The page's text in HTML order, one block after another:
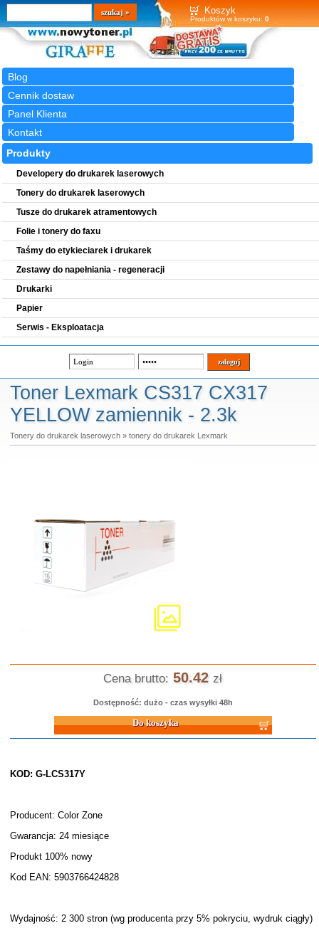
Koszyk
Produktów w koszyku: 0
Blog
Cennik dostaw
Panel Klienta
Kontakt
Wyszukiwarka
szukaj
Produkty
Developery do drukarek laserowych
Tonery do drukarek laserowych
Tusze do drukarek atramentowych
Folie i tonery do faxu
Taśmy do etykieciarek i drukarek
Zestawy do napełniania - regeneracji
Drukarki
Papier
Serwis - Eksploatacja
Toner Lexmark CS317 CX317
YELLOW zamiennik - 2.3k
Tonery do drukarek laserowych» tonery do drukarek Lexmark
Cena brutto: 50.42 zł
Dostępność: dużo - czas wysyłki 48h
Do koszyka
KOD: G-LCS317Y
Producent: Color Zone
Gwarancja: 24 miesiące
Produkt 100% nowy
Kod EAN: 5903766424828
Wydajność: 2 300 stron (wg producenta przy 5% pokryciu, wydruk ciągły)